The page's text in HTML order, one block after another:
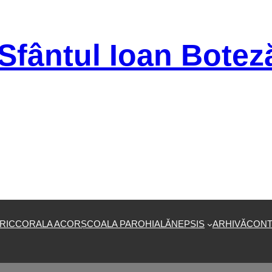
Ioan
CORALA ACORȘCOALA PAROHIALĂNEPSIS ARHIVĂ